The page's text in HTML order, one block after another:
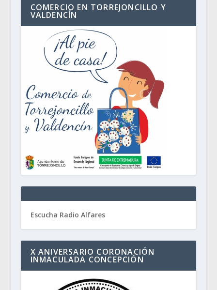
COMERCIO EN TORREJONCILLO Y
VALDENCÍN
Escucha Radio Alfares
X ANIVERSARIO CORONACIÓN
INMACULADA CONCEPCIÓN